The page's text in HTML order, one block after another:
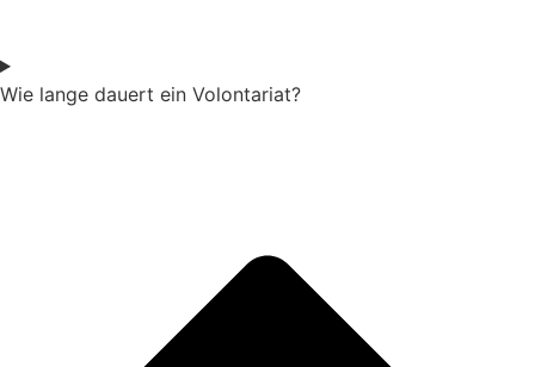
Wie lange dauert ein Volontariat?